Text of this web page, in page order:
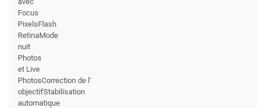
Focus
PixelsFlash
RetinaMode
nuit
Photos
et Live
PhotosCorrection de l'
objectifStabilisation
automatique